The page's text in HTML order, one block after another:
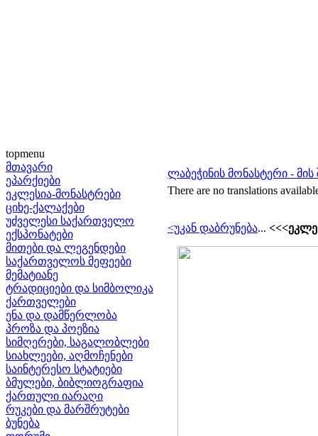
topmenu
მთავარი
ეპარქიები
ეკლესია-მონასტრები
ციხე-ქალაქები
უძველესი საქართველო
ექსპონატები
მითები და ლეგენდები
საქართველოს მეფეები
მემატიანე
ტრადიციები და სიმბოლიკა
ქართველები
ენა და დამწერლობა
პროზა და პოეზია
სიმღერები, საგალობლები
სიახლეები, აღმოჩენები
საინტერესო სტატიები
ბმულები, ბიბლიოგრაფია
ქართული იარაღი
რუკები და მარშრუტები
ბუნება
ლაბეჭინის მონასტერი - მის
There are no translations
<უკან დაბრუნება...